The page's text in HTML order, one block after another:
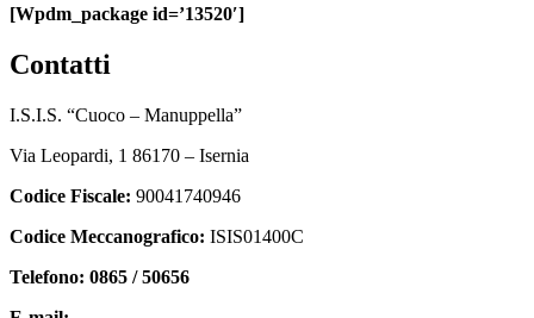
[wpdm_package id=’13520′]
contatti
I.S.I.S. “Cuoco – Manuppella”
Via Leopardi, 1 86170 – Isernia
Codice Fiscale: 90041740946
Codice Meccanografico: ISIS01400C
Telefono: 0865 / 50656